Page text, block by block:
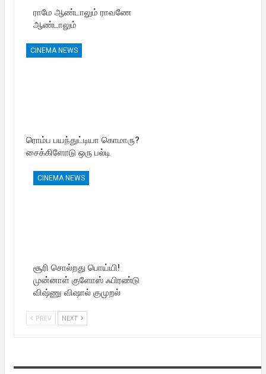
ராமே ஆண்டாலும் ராவணே
ஆண்டாலும்
CINEMA NEWS
ரொம்ப பயந்துட்டியா கொமாரு?
சைக்கிளோடு ஒரு பல்டி
CINEMA NEWS
சூரி சொல்றது பொய்யி!
முன்னாள் குளோஸ் ஃபிரண்டு
விஷ்ணு விஷால் குமுறல்
PREV NEXT